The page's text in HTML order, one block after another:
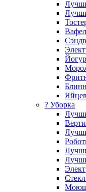
? Уборка